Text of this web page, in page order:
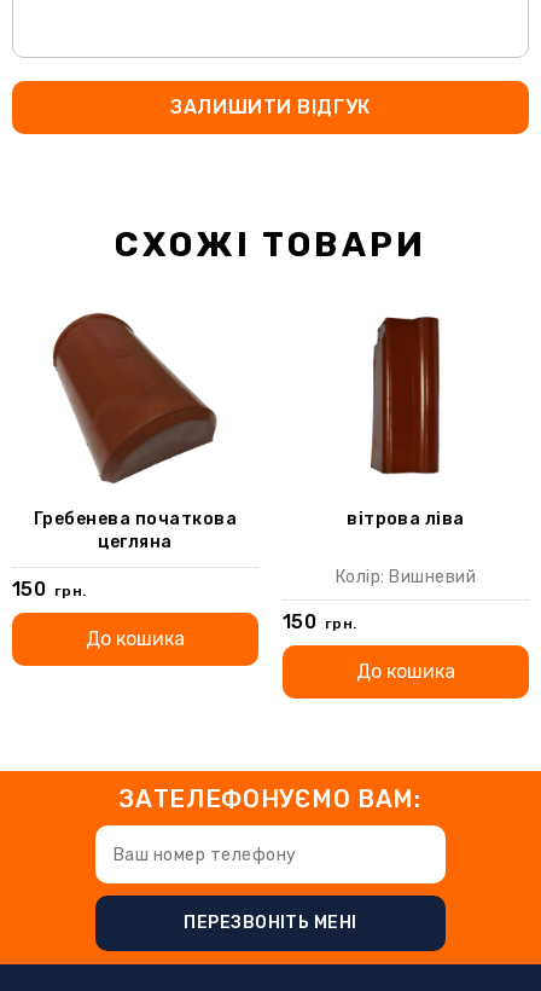
ЗАЛИШИТИ ВІДГУК
СХОЖІ ТОВАРИ
Гребенева початкова
цегляна
150 грн.
До кошика
вітрова ліва
Колір: Вишневий
150 грн.
До кошика
ЗАТЕЛЕФОНУЄМО ВАМ:
ПЕРЕЗВОНІТЬ МЕНІ